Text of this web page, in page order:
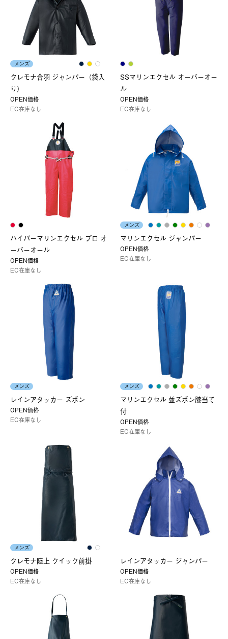
メンズ
クレモナ合羽 ジャンパー（袋入
り）
OPEN価格
EC在庫なし
SSマリンエクセル オーバーオー
ル
OPEN価格
EC在庫なし
ハイパーマリンエクセル プロ オ
ーバーオール
OPEN価格
EC在庫なし
メンズ
マリンエクセル ジャンパー
OPEN価格
EC在庫なし
メンズ
レインアタッカー ズボン
OPEN価格
EC在庫なし
メンズ
マリンエクセル 並ズボン膝当て
付
OPEN価格
EC在庫なし
メンズ
クレモナ陸上 クイック前掛
OPEN価格
EC在庫なし
レインアタッカー ジャンパー
OPEN価格
EC在庫なし